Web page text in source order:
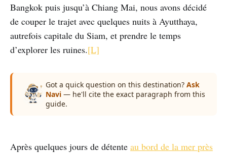
Bangkok puis jusqu’à Chiang Mai, nous avons décidé
de couper le trajet avec quelques nuits à Ayutthaya,
autrefois capitale du Siam, et prendre le temps
d’explorer les ruines.[L]
Got a quick question on this destination? Ask
Navi — he'll cite the exact paragraph from this
guide.
Après quelques jours de détente au bord de la mer près